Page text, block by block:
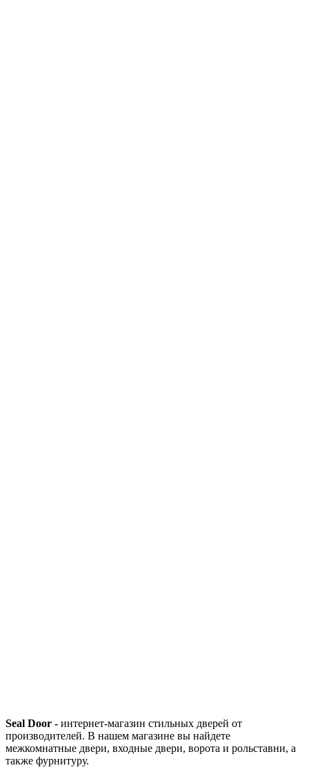
Seal Door - интернет-магазин стильных дверей от
производителей. В нашем магазине вы найдете
межкомнатные двери, входные двери, ворота и рольставни, а
также фурнитуру.